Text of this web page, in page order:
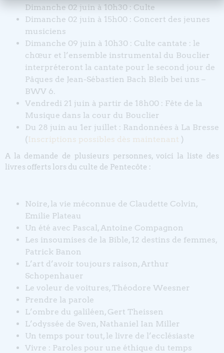
Dimanche 02 juin à 10h30 : Culte
Dimanche 02 juin à 15h00 : Concert des jeunes
musiciens
Dimanche 09 juin à 10h30 : Culte cantate : le
chœur et l’ensemble instrumental du Bouclier
interpréteront la cantate pour le second jour de
Pâques de Jean-Sébastien Bach Bleib bei uns –
BWV 6.
Vendredi 21 juin à partir de 18h00 : Fête de la
Musique dans la cour du Bouclier
Du 28 juin au 1er juillet : Randonnées à La Bresse
(Inscriptions possibles dès maintenant )
A la demande de plusieurs personnes, voici la liste des
livres offerts lors du culte de Pentecôte :
Noire, la vie méconnue de Claudette Colvin,
Emilie Plateau
Un été avec Pascal, Antoine Compagnon
Les insoumises de la Bible, 12 destins de femmes,
Patrick Banon
L’art d’avoir toujours raison, Arthur
Schopenhauer
Le voleur de voitures, Théodore Weesner
Prendre la parole
L’ombre du galiléen, Gert Theissen
L’odyssée de Sven, Nathaniel Ian Miller
Un temps pour tout, le livre de l’ecclésiaste
Vivre : Paroles pour une éthique du temps